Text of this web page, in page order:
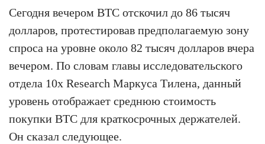
Сегодня вечером BTC отскочил до 86 тысяч
долларов, протестировав предполагаемую зону
спроса на уровне около 82 тысяч долларов вчера
вечером. По словам главы исследовательского
отдела 10x Research Маркуса Тилена, данный
уровень отображает среднюю стоимость
покупки BTC для краткосрочных держателей.
Он сказал следующее.